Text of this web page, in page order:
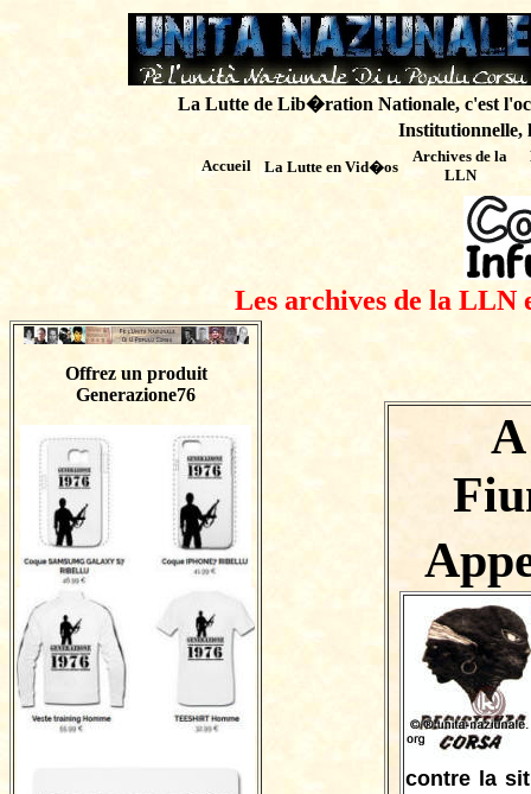
La Lutte de Lib�ration Nationale, c'est
Institutionnelle,
Accueil La Lutte en Vid�os
Archives de la
LLN
Les archives de la LLN
Offrez un produit
Generazione76
contre la